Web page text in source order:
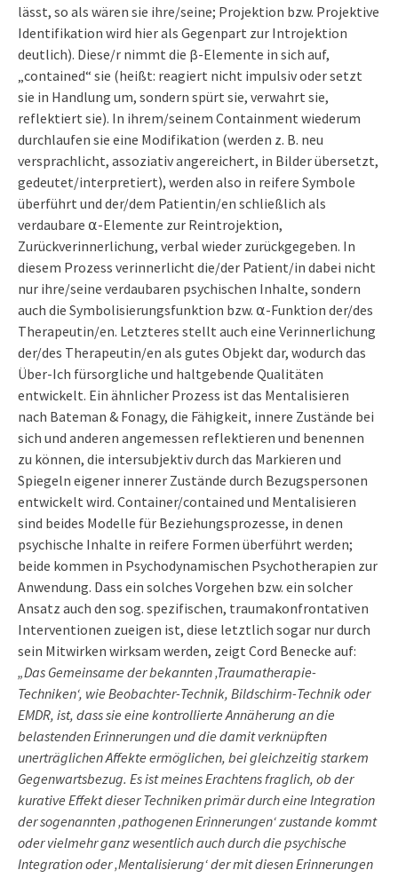
lässt, so als wären sie ihre/seine; Projektion bzw. Projektive
Identifikation wird hier als Gegenpart zur Introjektion
deutlich). Diese/r nimmt die β-Elemente in sich auf,
„contained“ sie (heißt: reagiert nicht impulsiv oder setzt
sie in Handlung um, sondern spürt sie, verwahrt sie,
reflektiert sie). In ihrem/seinem Containment wiederum
durchlaufen sie eine Modifikation (werden z. B. neu
versprachlicht, assoziativ angereichert, in Bilder übersetzt,
gedeutet/interpretiert), werden also in reifere Symbole
überführt und der/dem Patientin/en schließlich als
verdaubare ⍺-Elemente zur Reintrojektion,
Zurückverinnerlichung, verbal wieder zurückgegeben. In
diesem Prozess verinnerlicht die/der Patient/in dabei nicht
nur ihre/seine verdaubaren psychischen Inhalte, sondern
auch die Symbolisierungsfunktion bzw. ⍺-Funktion der/des
Therapeutin/en. Letzteres stellt auch eine Verinnerlichung
der/des Therapeutin/en als gutes Objekt dar, wodurch das
Über-Ich fürsorgliche und haltgebende Qualitäten
entwickelt. Ein ähnlicher Prozess ist das Mentalisieren
nach Bateman & Fonagy, die Fähigkeit, innere Zustände bei
sich und anderen angemessen reflektieren und benennen
zu können, die intersubjektiv durch das Markieren und
Spiegeln eigener innerer Zustände durch Bezugspersonen
entwickelt wird. Container/contained und Mentalisieren
sind beides Modelle für Beziehungsprozesse, in denen
psychische Inhalte in reifere Formen überführt werden;
beide kommen in Psychodynamischen Psychotherapien zur
Anwendung. Dass ein solches Vorgehen bzw. ein solcher
Ansatz auch den sog. spezifischen, traumakonfrontativen
Interventionen zueigen ist, diese letztlich sogar nur durch
sein Mitwirken wirksam werden, zeigt Cord Benecke auf:
„Das Gemeinsame der bekannten ‚Traumatherapie-
Techniken‘, wie Beobachter-Technik, Bildschirm-Technik oder
EMDR, ist, dass sie eine kontrollierte Annäherung an die
belastenden Erinnerungen und die damit verknüpften
unerträglichen Affekte ermöglichen, bei gleichzeitig starkem
Gegenwartsbezug. Es ist meines Erachtens fraglich, ob der
kurative Effekt dieser Techniken primär durch eine Integration
der sogenannten ‚pathogenen Erinnerungen‘ zustande kommt
oder vielmehr ganz wesentlich auch durch die psychische
Integration oder ‚Mentalisierung‘ der mit diesen Erinnerungen